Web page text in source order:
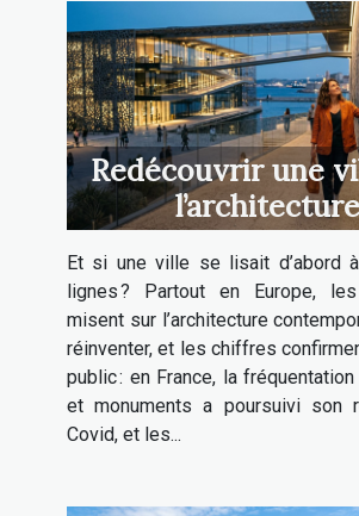
Redécouvrir une
l’architecture
contemporaine : un
sensoriel
Et si une ville se lisait d’abord
lignes ? Partout en Europe,
misent sur l’architecture
réinventer, et les chiffres
public : en France, la
et monuments a poursuivi son
Covid, et les...